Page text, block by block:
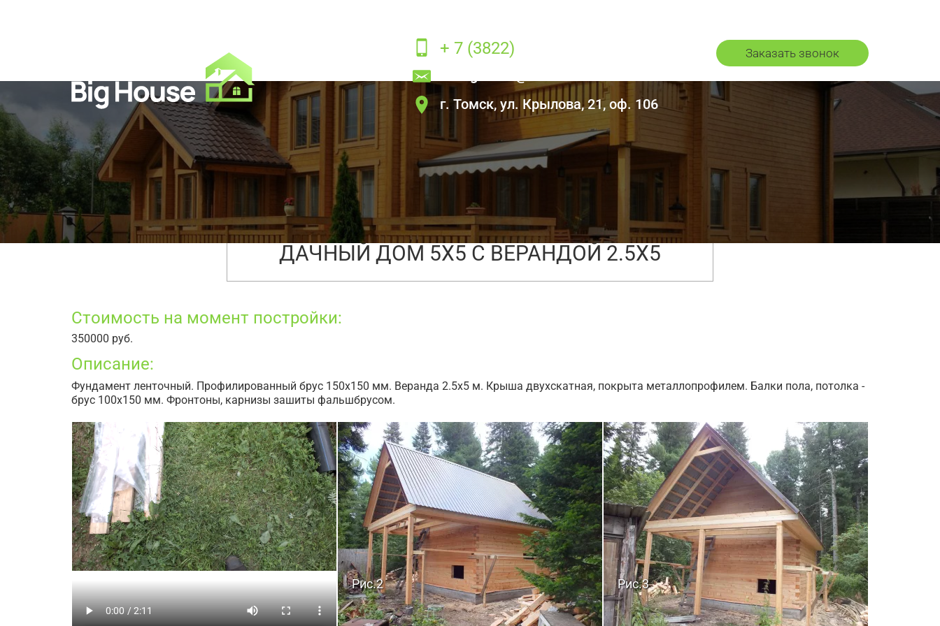
+ 7 (3822)
г. Томск, ул. Крылова, 21, оф. 106
Заказать звонок
→ Наши работы Дачи Дачный дом 5х5 с верандой 2.5х5
ДАЧНЫЙ ДОМ 5Х5 С ВЕРАНДОЙ 2.5Х5
Стоимость на момент постройки:
350000 руб.
Описание:
Фундамент ленточный. Профилированный брус 150х150 мм. Веранда 2.5х5 м. Крыша двухскатная, покрыта металлопрофилем. Балки пола, потолка -
брус 100х150 мм. Фронтоны, карнизы зашиты фальшбрусом.
Рис.2 Рис.3